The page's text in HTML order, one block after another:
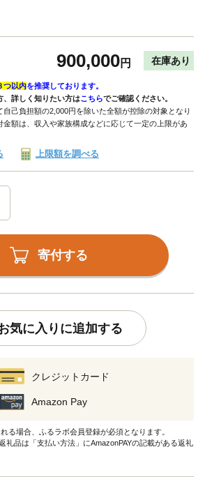
900,000円 在庫あり
つ以内を推奨しております。
、詳しく知りたい方はこちらでご確認ください。
己負担額の2,000円を除いた全額が控除の対象となり
金額は、収入や家族構成などに応じて一定の上限があ
上限額を調べる
寄付する
気に入りに追加する
クレジットカード
Amazon Pay
る場合、ふるラボ会員登録が必須となります。
礼品は「支払い方法」にAmazonPAYの記載がある返礼